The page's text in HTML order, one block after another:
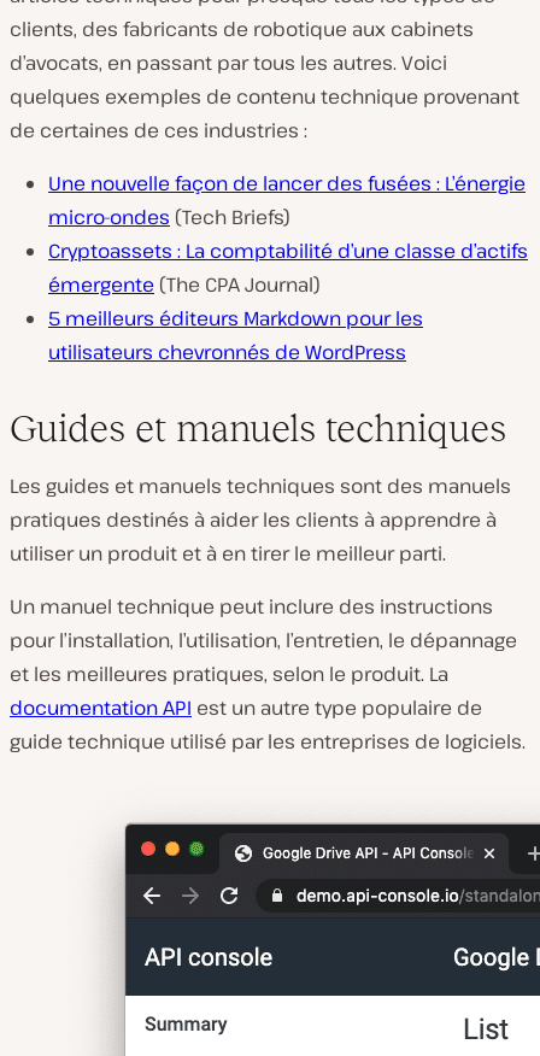
clients, des fabricants de robotique aux cabinets
d’avocats, en passant par tous les autres. Voici
quelques exemples de contenu technique provenant
de certaines de ces industries :
Une nouvelle façon de lancer des fusées : L’énergie
micro-ondes (Tech Briefs)
Cryptoassets : La comptabilité d’une classe d’actifs
émergente (The CPA Journal)
5 meilleurs éditeurs Markdown pour les
utilisateurs chevronnés de WordPress
Guides et manuels techniques
Les guides et manuels techniques sont des manuels
pratiques destinés à aider les clients à apprendre à
utiliser un produit et à en tirer le meilleur parti.
Un manuel technique peut inclure des instructions
pour l’installation, l’utilisation, l’entretien, le dépannage
et les meilleures pratiques, selon le produit. La
documentation API est un autre type populaire de
guide technique utilisé par les entreprises de logiciels.